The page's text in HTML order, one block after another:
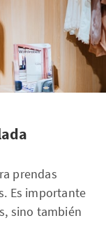
prendas
Es importante
sino también